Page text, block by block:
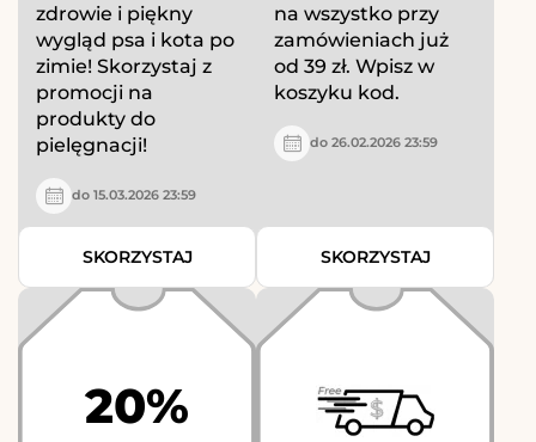
zdrowie i piękny
wygląd psa i kota po
zimie! Skorzystaj z
promocji na
produkty do
pielęgnacji!
do 15.03.2026 23:59
SKORZYSTAJ
na wszystko przy
zamówieniach już
od 39 zł. Wpisz w
koszyku kod.
do 26.02.2026 23:59
SKORZYSTAJ
20%